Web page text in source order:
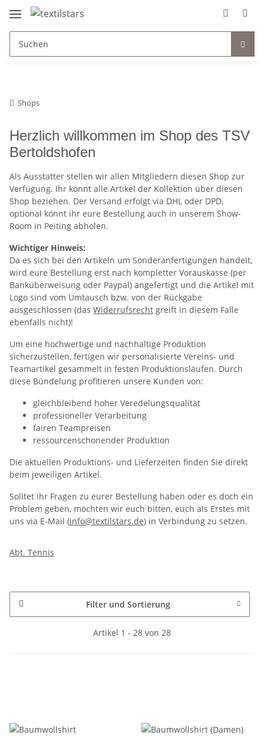
Shops
Herzlich willkommen im Shop des TSV
Bertoldshofen
Als Ausstatter stellen wir allen Mitgliedern diesen Shop zur
Verfügung. Ihr könnt alle Artikel der Kollektion über diesen
Shop beziehen. Der Versand erfolgt via DHL oder DPD,
optional könnt ihr eure Bestellung auch in unserem Show-
Room in Peiting abholen.
Wichtiger Hinweis:
Da es sich bei den Artikeln um Sonderanfertigungen handelt,
wird eure Bestellung erst nach kompletter Vorauskasse (per
Banküberweisung oder Paypal) angefertigt und die Artikel mit
Logo sind vom Umtausch bzw. von der Rückgabe
ausgeschlossen (das Widerrufsrecht greift in diesem Falle
ebenfalls nicht)!
Um eine hochwertige und nachhaltige Produktion
sicherzustellen, fertigen wir personalisierte Vereins- und
Teamartikel gesammelt in festen Produktionsläufen. Durch
diese Bündelung profitieren unsere Kunden von:
gleichbleibend hoher Veredelungsqualität
professioneller Verarbeitung
fairen Teampreisen
ressourcenschonender Produktion
Die aktuellen Produktions- und Lieferzeiten finden Sie direkt
beim jeweiligen Artikel.
Solltet ihr Fragen zu eurer Bestellung haben oder es doch ein
Problem geben, möchten wir euch bitten, euch als Erstes mit
uns via E-Mail (info@textilstars.de) in Verbindung zu setzen.
Abt. Tennis
Filter und Sortierung
Artikel 1 - 28 von 28